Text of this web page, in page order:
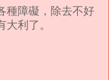
種障礙，除去不好
利了。